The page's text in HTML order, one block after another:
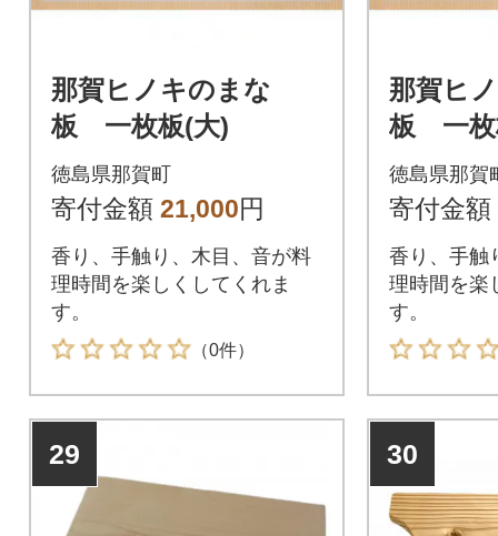
那賀ヒノキのまな
板 一枚板(大)
徳島県那賀町
寄付金額 21,000円
香り、手触り、木目、音が料
理時間を楽しくしてくれま
す。
（0件）
那賀ヒ
板 一枚
徳島県那賀
寄付金額
香り、手触
理時間を楽
す。
29 30